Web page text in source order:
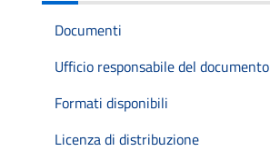
Documenti
Ufficio responsabile del documento
Formati disponibili
Licenza di distribuzione